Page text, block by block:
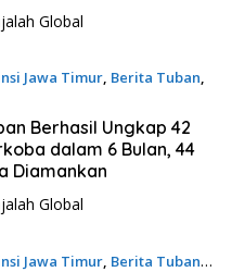
Global
Jawa Timur, Berita Tuban
- 20:20Berhasil Ungkap 42
dalam 6 Bulan, 44
Diamankan
Global
Jawa Timur, Berita Tuban